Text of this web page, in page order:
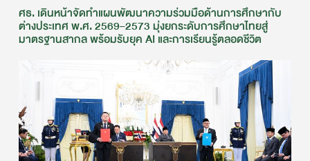
ศธ. เดินหน้าจัดทำแผนพัฒนาความร่วมมือด้านการศึกษากับ
ต่างประเทศ พ.ศ. 2569–2573 มุ่งยกระดับการศึกษาไทยสู่
มาตรฐานสากล พร้อมรับยุค AI และการเรียนรู้ตลอดชีวิต